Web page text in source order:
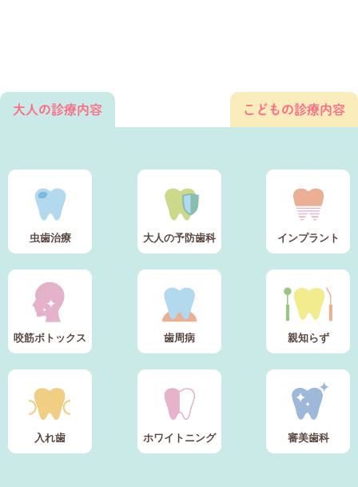
大人の診療内容 こどもの診療内容
虫歯治療 大人の予防歯科 インプラント
咬筋ボトックス 歯周病 親知らず
入れ歯 ホワイトニング 審美歯科